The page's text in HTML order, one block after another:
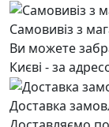
Самовивіз з
Ви можете
Києві - за
Доставка